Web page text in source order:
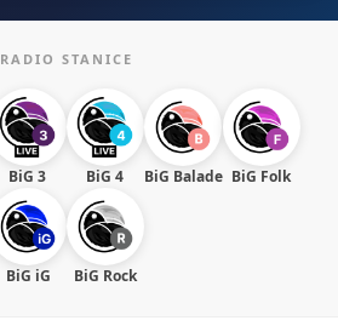
RADIO STANICE
BiG 3 BiG 4 BiG Balade BiG Folk
BiG iG BiG Rock